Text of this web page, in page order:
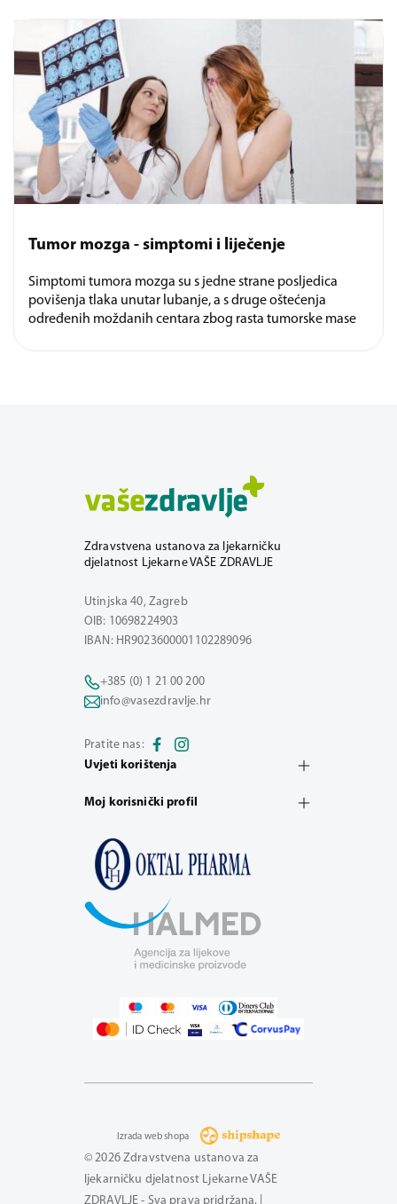
Tumor mozga - simptomi i liječenje
Simptomi tumora mozga su s jedne strane posljedica
povišenja tlaka unutar lubanje, a s druge oštećenja
određenih moždanih centara zbog rasta tumorske mase
Zdravstvena ustanova za ljekarničku
djelatnost Ljekarne VAŠE ZDRAVLJE
Utinjska 40, Zagreb
OIB: 10698224903
IBAN: HR9023600001102289096
+385 (0) 1 21 00 200
info@vasezdravlje.hr
Pratite nas:
Uvjeti korištenja
Moj korisnički profil
© 2026 Zdravstvena ustanova za
ljekarničku djelatnost Ljekarne VAŠE
ZDRAVLJE - Sva prava pridržana. |
Izrada web shopa